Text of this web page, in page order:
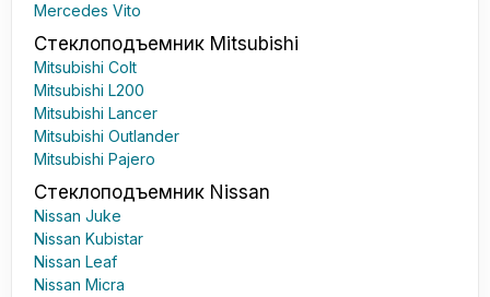
Mercedes Vito
Стеклоподъемник Mitsubishi
Mitsubishi Colt
Mitsubishi L200
Mitsubishi Lancer
Mitsubishi Outlander
Mitsubishi Pajero
Стеклоподъемник Nissan
Nissan Juke
Nissan Kubistar
Nissan Leaf
Nissan Micra